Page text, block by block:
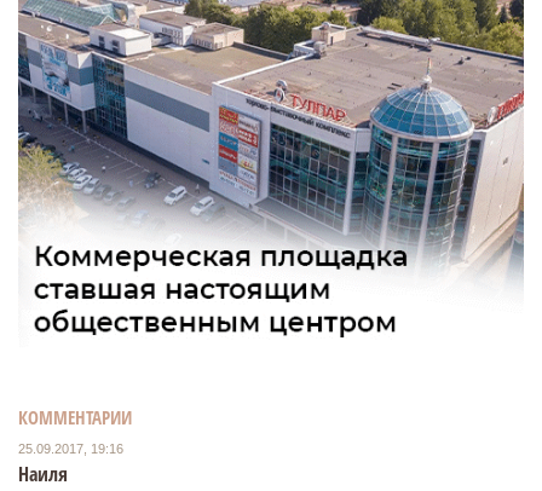
КОММЕНТАРИИ
25.09.2017, 19:16
Наиля